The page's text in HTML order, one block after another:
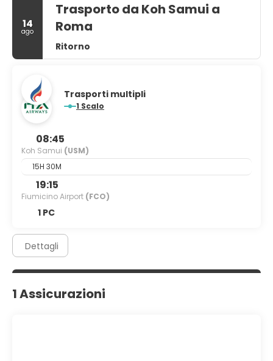
14
ago
Trasporto da Koh Samui a
Roma
Ritorno
Trasporti multipli
1 Scalo
08:45
Koh Samui (USM)
15H 30M
19:15
Fiumicino Airport (FCO)
1 PC
Dettagli
1 Assicurazioni